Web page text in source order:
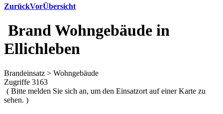
ZurückVorÜbersicht
Brand Wohngebäude in
Ellichleben
Brandeinsatz > Wohngebäude
Zugriffe 3163
( Bitte melden Sie sich an, um den Einsatzort auf einer Karte zu
sehen. )